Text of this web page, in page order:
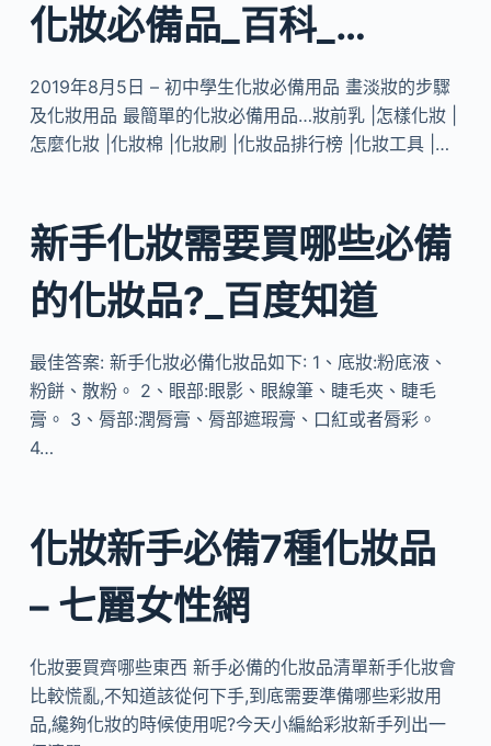
化妝必備品_百科_…
2019年8月5日 – 初中學生化妝必備用品 畫淡妝的步驟
及化妝用品 最簡單的化妝必備用品…妝前乳 |怎樣化妝 |
怎麼化妝 |化妝棉 |化妝刷 |化妝品排行榜 |化妝工具 |…
新手化妝需要買哪些必備
的化妝品?_百度知道
最佳答案: 新手化妝必備化妝品如下: 1、底妝:粉底液、
粉餅、散粉。 2、眼部:眼影、眼線筆、睫毛夾、睫毛
膏。 3、脣部:潤脣膏、脣部遮瑕膏、口紅或者脣彩。
4…
化妝新手必備7種化妝品
– 七麗女性網
化妝要買齊哪些東西 新手必備的化妝品清單新手化妝會
比較慌亂,不知道該從何下手,到底需要準備哪些彩妝用
品,纔夠化妝的時候使用呢?今天小編給彩妝新手列出一